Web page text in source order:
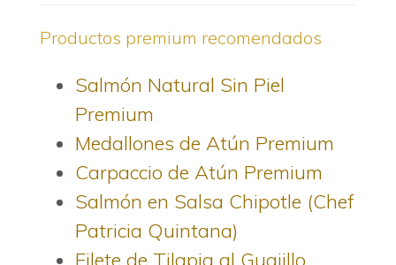
Productos premium recomendados
Salmón Natural Sin Piel
Premium
Medallones de Atún Premium
Carpaccio de Atún Premium
Salmón en Salsa Chipotle (Chef
Patricia Quintana)